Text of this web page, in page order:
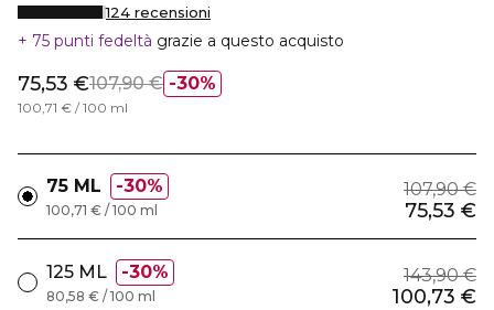
124 recensioni
75 punti fedeltà grazie a questo acquisto
30%
75,53 €107,90 €
100,71 € / 100 ml
75 ML 30% 107,90 €
75,53 €
100,71 € / 100 ml
125 ML 30% 143,90 €
100,73 €
80,58 € / 100 ml